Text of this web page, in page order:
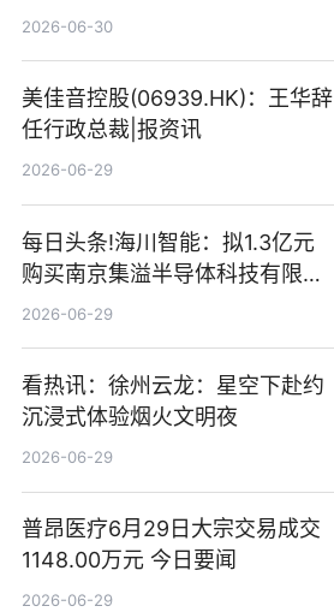
仓股亨通光电、赤峰黄金、佰维
2026-06-30
美佳音控股(06939.HK)：王华辞
任行政总裁|报资讯
2026-06-29
每日头条!海川智能：拟1.3亿元
购买南京集溢半导体科技有限公
司15.3%股权
2026-06-29
看热讯：徐州云龙：星空下赴约
沉浸式体验烟火文明夜
2026-06-29
普昂医疗6月29日大宗交易成交
1148.00万元 今日要闻
2026-06-29